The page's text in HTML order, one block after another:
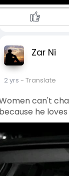
Zar Ni
2 yrs - Translate
can't
he